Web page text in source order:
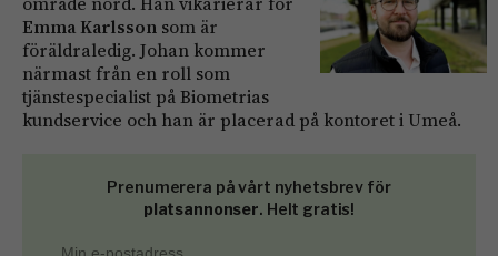
Emma Karlsson som är
föräldraledig. Johan kommer
närmast från en roll som
tjänstespecialist på Biometrias
kundservice och han är placerad på kontoret i Umeå.
Prenumerera på vårt nyhetsbrev för
platsannonser. Helt gratis!